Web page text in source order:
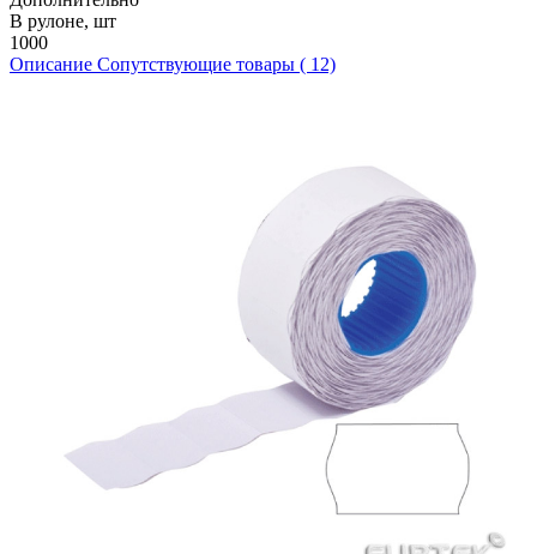
В рулоне, шт
1000
Описание Сопутствующие товары ( 12)